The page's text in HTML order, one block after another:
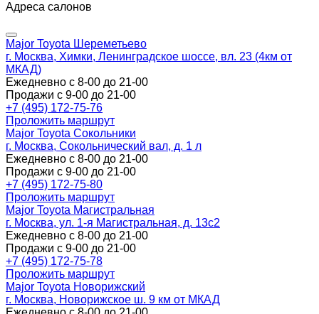
Адреса салонов
Major Toyota Шереметьево
г. Москва, Химки, Ленинградское шоссе, вл. 23 (4км от
МКАД)
Ежедневно с 8-00 до 21-00
Продажи с 9-00 до 21-00
+7 (495) 172-75-76
Проложить маршрут
Major Toyota Сокольники
г. Москва, Сокольнический вал, д. 1 л
Ежедневно с 8-00 до 21-00
Продажи с 9-00 до 21-00
+7 (495) 172-75-80
Проложить маршрут
Major Toyota Магистральная
г. Москва, ул. 1-я Магистральная, д. 13с2
Ежедневно с 8-00 до 21-00
Продажи с 9-00 до 21-00
+7 (495) 172-75-78
Проложить маршрут
Major Toyota Новорижский
г. Москва, Новорижское ш. 9 км от МКАД